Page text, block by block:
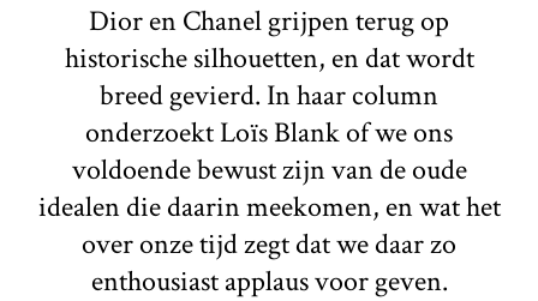
Dior en Chanel grijpen terug op
historische silhouetten, en dat wordt
breed gevierd. In haar column
onderzoekt Loïs Blank of we ons
voldoende bewust zijn van de oude
idealen die daarin meekomen, en wat het
over onze tijd zegt dat we daar zo
enthousiast applaus voor geven.